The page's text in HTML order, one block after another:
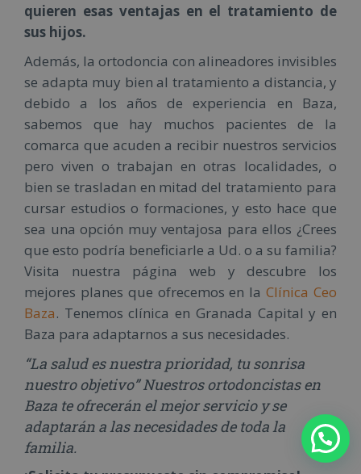
quieren esas ventajas en el tratamiento de
sus hijos.
Además, la ortodoncia con alineadores invisibles
se adapta muy bien al tratamiento a distancia, y
debido a los años de experiencia en Baza,
sabemos que hay muchos pacientes de la
comarca que acuden a recibir nuestros servicios
pero viven o trabajan en otras localidades, o
bien se trasladan en mitad del tratamiento para
cursar estudios o formaciones, y esto hace que
sea una opción muy ventajosa para ellos ¿Crees
que esto podría beneficiarle a Ud. o a su familia?
Visita nuestra página web y descubre los
mejores planes que ofrecemos en laClínica Ceo
Baza. Tenemos clínica en Granada Capital y en
Baza para adaptarnos a sus necesidades.
“La salud es nuestra prioridad, tu sonrisa
nuestro objetivo” Nuestros ortodoncistas en
Baza te ofrecerán el mejor servicio y se
adaptarán a las necesidades de toda la
familia.